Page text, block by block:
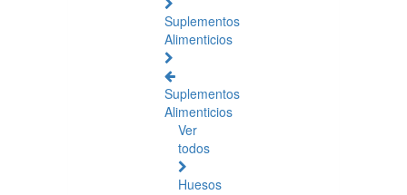
Suplementos
Alimenticios
Suplementos
Alimenticios
Ver
todos
Huesos